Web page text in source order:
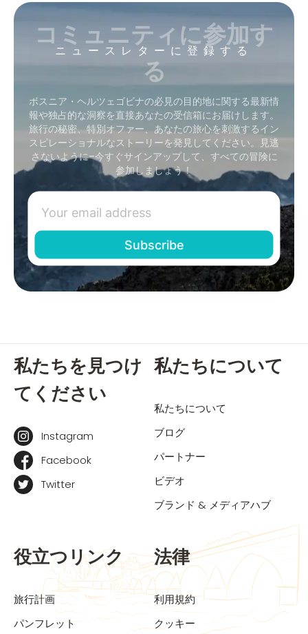
ニュースレターに登録する
コミュニティに参加す
る
ボスニア・ヘルツェゴビナの必見の目的地に関する最新情
報や独占的な洞察を直接あなたの受信箱にお届けします。
旅行の秘密、特別オファー、あなたの旅心を刺激するイン
スピレーショナルなストーリーを発見してください。見逃
さないように–今すぐサインアップして、すべての冒険に
参加しましょう！
私たちを見つけ
てください
Instagram
Facebook
Twitter
私たちについて
私たちについて
ブログ
パートナー
ビデオ
ブランド & メディアハブ
役立つリンク
旅行計画
パンフレット
法律
利用規約
クッキー